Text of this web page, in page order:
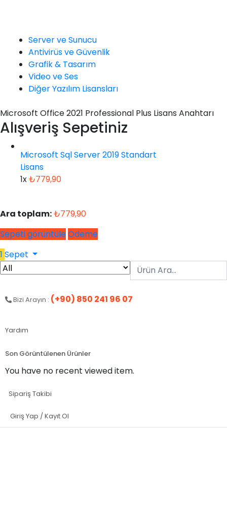
Server ve Sunucu
Antivirüs ve Güvenlik
Grafik & Tasarım
Video ve Ses
Diğer Yazılım Lisansları
Microsoft Office 2021 Professional Plus Lisans Anahtarı
Alışveriş Sepetiniz
Microsoft Sql Server 2019 Standart
Lisans
1x₺779,90
Ara toplam:₺779,90
Sepeti görüntüleÖdeme
1 Sepet
Bizi Arayın : (+90) 850 241 96 07
Yardım
Son Görüntülenen Ürünler
You have no recent viewed item.
Sipariş Takibi
Giriş Yap / Kayıt Ol